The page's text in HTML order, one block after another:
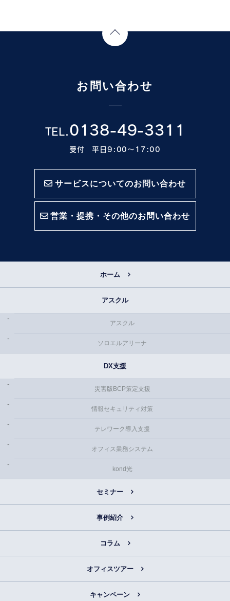
お問い合わせ
TEL.0138-49-3311
受付 平日9:00〜17:00
サービスについてのお問い合わせ
営業・提携・その他のお問い合わせ
ホーム
アスクル
アスクル
ソロエルアリーナ
DX支援
災害版BCP策定支援
情報セキュリティ対策
テレワーク導入支援
オフィス業務システム
kond光
セミナー
事例紹介
コラム
オフィスツアー
キャンペーン